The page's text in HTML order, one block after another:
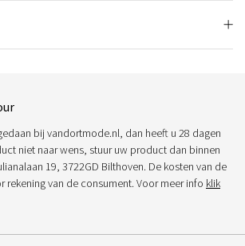
bij vandortmode.nl, dan heeft u 28 dagen
niet naar wens, stuur uw product dan binnen
19, 3722GD Bilthoven. De kosten van de
rekening van de consument. Voor meer info klik